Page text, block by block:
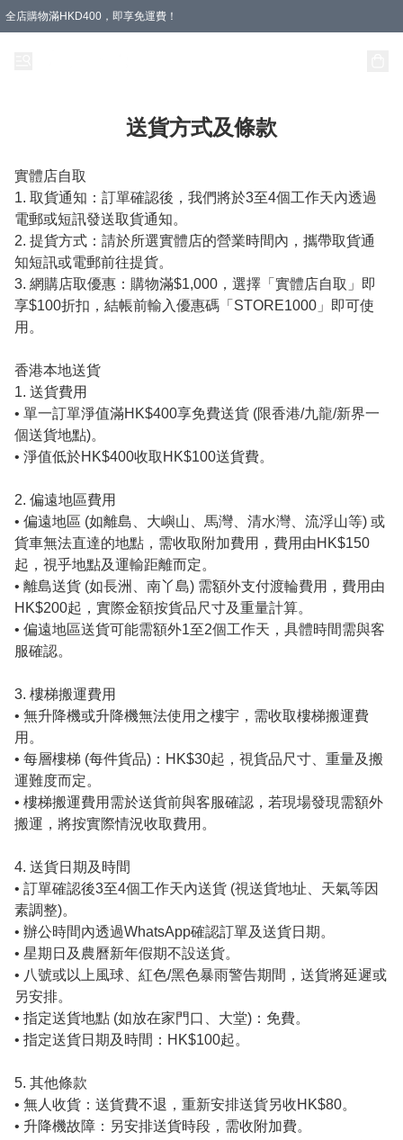
全店購物滿HKD400，即享免運費！
送貨方式及條款
實體店自取
1. 取貨通知：訂單確認後，我們將於3至4個工作天內透過
電郵或短訊發送取貨通知。
2. 提貨方式：請於所選實體店的營業時間內，攜帶取貨通
知短訊或電郵前往提貨。
3. 網購店取優惠：購物滿$1,000，選擇「實體店自取」即
享$100折扣，結帳前輸入優惠碼「STORE1000」即可使
用。
香港本地送貨
1. 送貨費用
• 單一訂單淨值滿HK$400享免費送貨 (限香港/九龍/新界一
個送貨地點)。
• 淨值低於HK$400收取HK$100送貨費。
2. 偏遠地區費用
• 偏遠地區 (如離島、大嶼山、馬灣、清水灣、流浮山等) 或
貨車無法直達的地點，需收取附加費用，費用由HK$150
起，視乎地點及運輸距離而定。
• 離島送貨 (如長洲、南丫島) 需額外支付渡輪費用，費用由
HK$200起，實際金額按貨品尺寸及重量計算。
• 偏遠地區送貨可能需額外1至2個工作天，具體時間需與客
服確認。
3. 樓梯搬運費用
• 無升降機或升降機無法使用之樓宇，需收取樓梯搬運費
用。
• 每層樓梯 (每件貨品)：HK$30起，視貨品尺寸、重量及搬
運難度而定。
• 樓梯搬運費用需於送貨前與客服確認，若現場發現需額外
搬運，將按實際情況收取費用。
4. 送貨日期及時間
• 訂單確認後3至4個工作天內送貨 (視送貨地址、天氣等因
素調整)。
• 辦公時間內透過WhatsApp確認訂單及送貨日期。
• 星期日及農曆新年假期不設送貨。
• 八號或以上風球、紅色/黑色暴雨警告期間，送貨將延遲或
另安排。
• 指定送貨地點 (如放在家門口、大堂)：免費。
• 指定送貨日期及時間：HK$100起。
5. 其他條款
• 無人收貨：送貨費不退，重新安排送貨另收HK$80。
• 升降機故障：另安排送貨時段，需收附加費。